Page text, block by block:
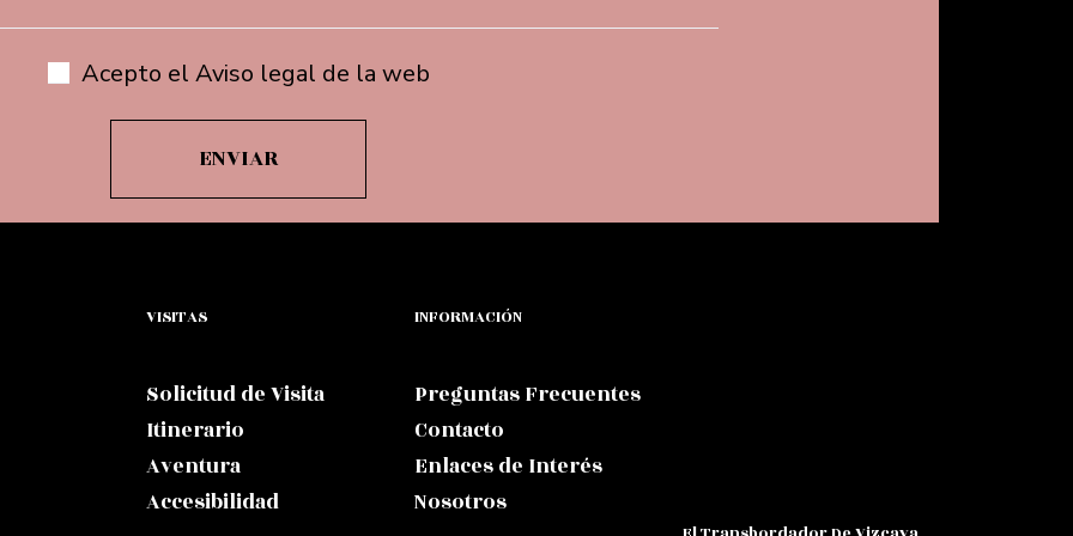
Acepto el Aviso legal de la web
VISITAS
Solicitud de Visita
Itinerario
Aventura
Accesibilidad
INFORMACIÓN
Preguntas Frecuentes
Contacto
Enlaces de Interés
Nosotros